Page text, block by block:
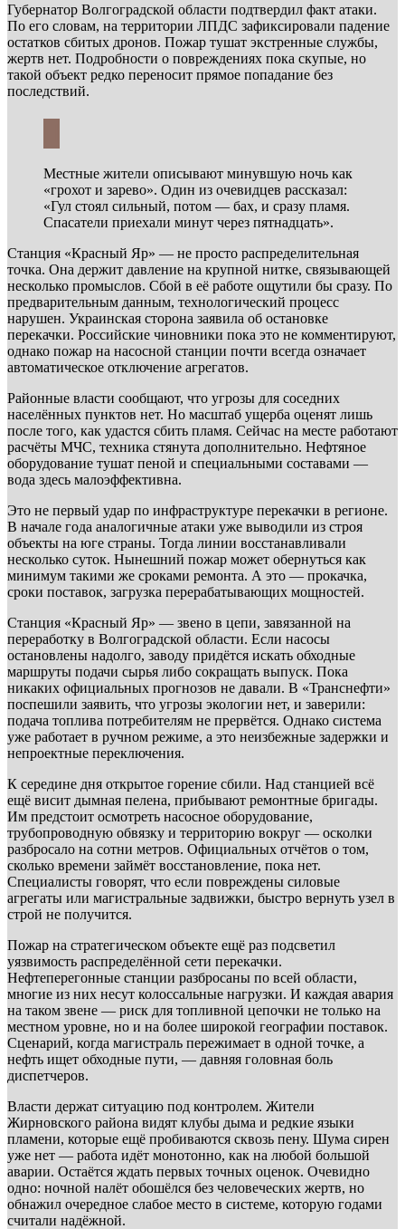
Губернатор Волгоградской области подтвердил факт атаки.
По его словам, на территории ЛПДС зафиксировали падение
остатков сбитых дронов. Пожар тушат экстренные службы,
жертв нет. Подробности о повреждениях пока скупые, но
такой объект редко переносит прямое попадание без
последствий.
Местные жители описывают минувшую ночь как
«грохот и зарево». Один из очевидцев рассказал:
«Гул стоял сильный, потом — бах, и сразу пламя.
Спасатели приехали минут через пятнадцать».
Станция «Красный Яр» — не просто распределительная
точка. Она держит давление на крупной нитке, связывающей
несколько промыслов. Сбой в её работе ощутили бы сразу. По
предварительным данным, технологический процесс
нарушен. Украинская сторона заявила об остановке
перекачки. Российские чиновники пока это не комментируют,
однако пожар на насосной станции почти всегда означает
автоматическое отключение агрегатов.
Районные власти сообщают, что угрозы для соседних
населённых пунктов нет. Но масштаб ущерба оценят лишь
после того, как удастся сбить пламя. Сейчас на месте работают
расчёты МЧС, техника стянута дополнительно. Нефтяное
оборудование тушат пеной и специальными составами —
вода здесь малоэффективна.
Это не первый удар по инфраструктуре перекачки в регионе.
В начале года аналогичные атаки уже выводили из строя
объекты на юге страны. Тогда линии восстанавливали
несколько суток. Нынешний пожар может обернуться как
минимум такими же сроками ремонта. А это — прокачка,
сроки поставок, загрузка перерабатывающих мощностей.
Станция «Красный Яр» — звено в цепи, завязанной на
переработку в Волгоградской области. Если насосы
остановлены надолго, заводу придётся искать обходные
маршруты подачи сырья либо сокращать выпуск. Пока
никаких официальных прогнозов не давали. В «Транснефти»
поспешили заявить, что угрозы экологии нет, и заверили:
подача топлива потребителям не прервётся. Однако система
уже работает в ручном режиме, а это неизбежные задержки и
непроектные переключения.
К середине дня открытое горение сбили. Над станцией всё
ещё висит дымная пелена, прибывают ремонтные бригады.
Им предстоит осмотреть насосное оборудование,
трубопроводную обвязку и территорию вокруг — осколки
разбросало на сотни метров. Официальных отчётов о том,
сколько времени займёт восстановление, пока нет.
Специалисты говорят, что если повреждены силовые
агрегаты или магистральные задвижки, быстро вернуть узел в
строй не получится.
Пожар на стратегическом объекте ещё раз подсветил
уязвимость распределённой сети перекачки.
Нефтеперегонные станции разбросаны по всей области,
многие из них несут колоссальные нагрузки. И каждая авария
на таком звене — риск для топливной цепочки не только на
местном уровне, но и на более широкой географии поставок.
Сценарий, когда магистраль пережимает в одной точке, а
нефть ищет обходные пути, — давняя головная боль
диспетчеров.
Власти держат ситуацию под контролем. Жители
Жирновского района видят клубы дыма и редкие языки
пламени, которые ещё пробиваются сквозь пену. Шума сирен
уже нет — работа идёт монотонно, как на любой большой
аварии. Остаётся ждать первых точных оценок. Очевидно
одно: ночной налёт обошёлся без человеческих жертв, но
обнажил очередное слабое место в системе, которую годами
считали надёжной.